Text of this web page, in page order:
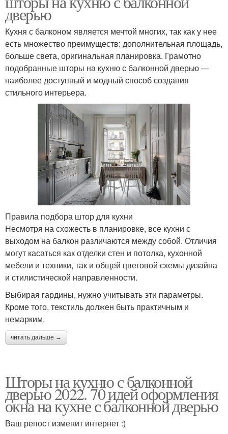
дверью
Кухня с балконом является мечтой многих, так как у нее
есть множество преимуществ: дополнительная площадь,
больше света, оригинальная планировка. Грамотно
подобранные шторы на кухню с балконной дверью —
наиболее доступный и модный способ создания
стильного интерьера.
Правила подбора штор для кухни
Несмотря на схожесть в планировке, все кухни с
выходом на балкон различаются между собой. Отличия
могут касаться как отделки стен и потолка, кухонной
мебели и техники, так и общей цветовой схемы дизайна
и стилистической направленности.
Выбирая гардины, нужно учитывать эти параметры.
Кроме того, текстиль должен быть практичным и
немарким.
читать дальше →
Шторы на кухню с балконной
дверью 2022. 70 идей оформления
окна на кухне с балконной дверью
Ваш репост изменит интернет :)